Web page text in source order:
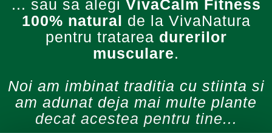
... sau sa alegi VivaCalm Fitness
100% natural de la VivaNatura
pentru tratarea durerilor
musculare.
Noi am imbinat traditia cu stiinta si
am adunat deja mai multe plante
decat acestea pentru tine...